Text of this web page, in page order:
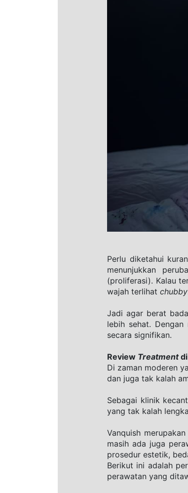
Perlu diketahui
menunjukkan
(proliferasi). Kalau
wajah terlihat chubby
Jadi agar berat
lebih sehat.
secara signifikan.
Review Treatment di
Di zaman moderen
dan juga tak kalah
Sebagai klinik
yang tak kalah
Vanquish
masih ada juga
prosedur estetik,
Berikut ini adalah
perawatan yang